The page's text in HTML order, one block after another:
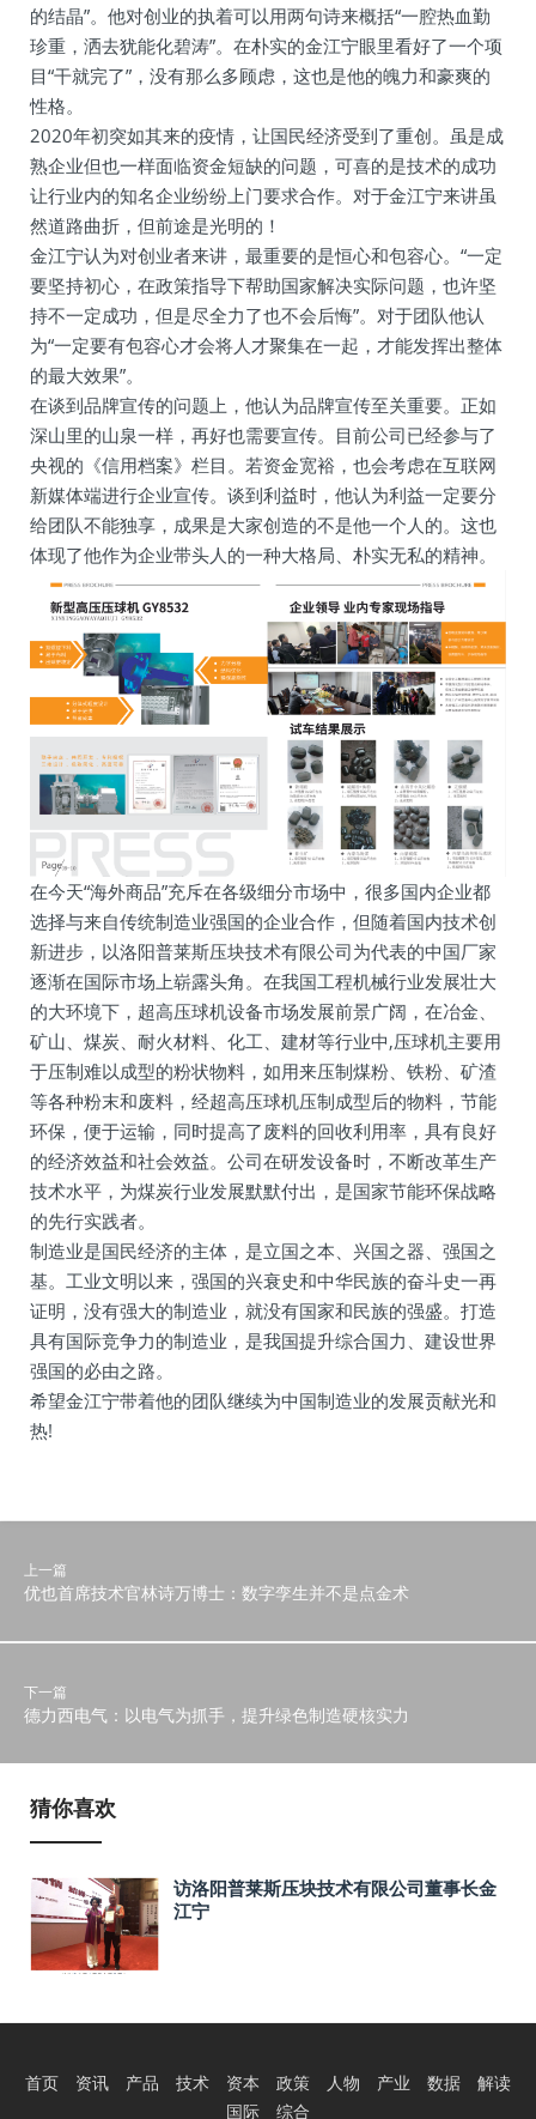
的结晶”。他对创业的执着可以用两句诗来概括“一腔热血勤
珍重，洒去犹能化碧涛”。在朴实的金江宁眼里看好了一个项
目“干就完了”，没有那么多顾虑，这也是他的魄力和豪爽的
性格。
2020年初突如其来的疫情，让国民经济受到了重创。虽是成
熟企业但也一样面临资金短缺的问题，可喜的是技术的成功
让行业内的知名企业纷纷上门要求合作。对于金江宁来讲虽
然道路曲折，但前途是光明的！
金江宁认为对创业者来讲，最重要的是恒心和包容心。“一定
要坚持初心，在政策指导下帮助国家解决实际问题，也许坚
持不一定成功，但是尽全力了也不会后悔”。对于团队他认
为“一定要有包容心才会将人才聚集在一起，才能发挥出整体
的最大效果”。
在谈到品牌宣传的问题上，他认为品牌宣传至关重要。正如
深山里的山泉一样，再好也需要宣传。目前公司已经参与了
央视的《信用档案》栏目。若资金宽裕，也会考虑在互联网
新媒体端进行企业宣传。谈到利益时，他认为利益一定要分
给团队不能独享，成果是大家创造的不是他一个人的。这也
体现了他作为企业带头人的一种大格局、朴实无私的精神。
在今天“海外商品”充斥在各级细分市场中，很多国内企业都
选择与来自传统制造业强国的企业合作，但随着国内技术创
新进步，以洛阳普莱斯压块技术有限公司为代表的中国厂家
逐渐在国际市场上崭露头角。在我国工程机械行业发展壮大
的大环境下，超高压球机设备市场发展前景广阔，在冶金、
矿山、煤炭、耐火材料、化工、建材等行业中,压球机主要用
于压制难以成型的粉状物料，如用来压制煤粉、铁粉、矿渣
等各种粉末和废料，经超高压球机压制成型后的物料，节能
环保，便于运输，同时提高了废料的回收利用率，具有良好
的经济效益和社会效益。公司在研发设备时，不断改革生产
技术水平，为煤炭行业发展默默付出，是国家节能环保战略
的先行实践者。
制造业是国民经济的主体，是立国之本、兴国之器、强国之
基。工业文明以来，强国的兴衰史和中华民族的奋斗史一再
证明，没有强大的制造业，就没有国家和民族的强盛。打造
具有国际竞争力的制造业，是我国提升综合国力、建设世界
强国的必由之路。
希望金江宁带着他的团队继续为中国制造业的发展贡献光和
热!
上一篇
优也首席技术官林诗万博士：数字孪生并不是点金术
下一篇
德力西电气：以电气为抓手，提升绿色制造硬核实力
猜你喜欢
访洛阳普莱斯压块技术有限公司董事长金
江宁
首页 资讯 产品 技术 资本 政策 人物 产业 数据
解读
国际
综合